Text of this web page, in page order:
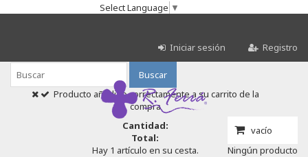
Select Language ▼
Iniciar sesión Registro
Buscar
vacío
Ningún producto
Producto añadido correctamente a su carrito de la
compra
Cantidad:
Total:
Hay 1 artículo en su cesta.